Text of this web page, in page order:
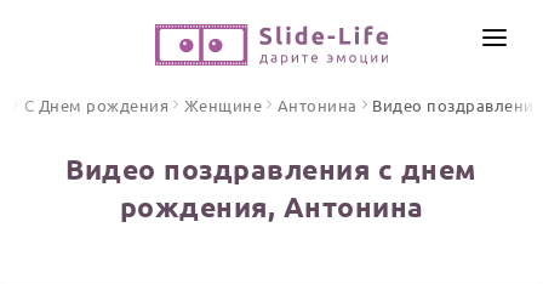
ПО ФОРМАТУ
ИНСТРУМЕНТЫ
С Днем рождения Женщине Антонина Видео поздравления
Видео поздравления с днем
рождения, Антонина